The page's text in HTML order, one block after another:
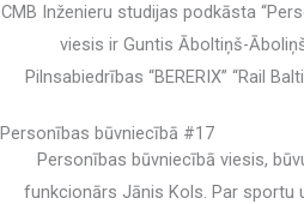
CMB Inženieru studijas podkāsta
viesis ir Guntis Āboltiņš-
Pilnsabiedrības “BERERIX” “Rail
Personības būvniecībā #17
Personības būvniecībā viesis,
funkcionārs Jānis Kols. Par sportu